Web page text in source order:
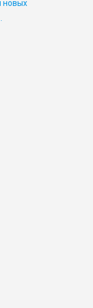
новых